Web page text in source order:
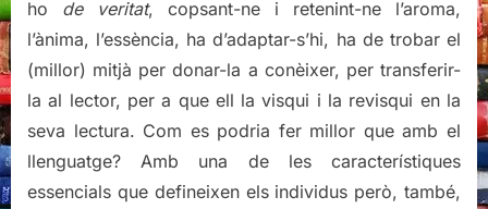
ho de veritat, copsant-ne i retenint-ne l’aroma,
l’ànima, l’essència, ha d’adaptar-s’hi, ha de trobar el
(millor) mitjà per donar-la a conèixer, per transferir-
la al lector, per a que ell la visqui i la revisqui en la
seva lectura. Com es podria fer millor que amb el
llenguatge? Amb una de les característiques
essencials que defineixen els individus però, també,